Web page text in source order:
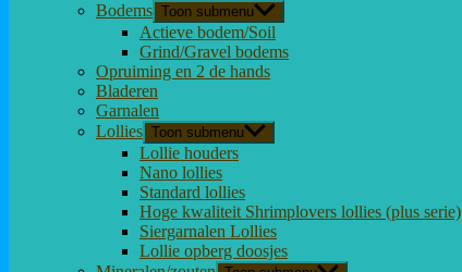
Bodems Toon submenu
Actieve bodem/Soil
Grind/Gravel bodems
Opruiming en 2 de hands
Bladeren
Garnalen
Lollies Toon submenu
Lollie houders
Nano lollies
Standard lollies
Hoge kwaliteit Shrimplovers lollies (plus serie)
Siergarnalen Lollies
Lollie opberg doosjes